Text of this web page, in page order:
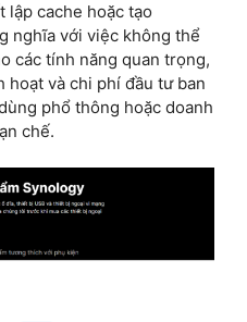
lập cache hoặc tạo
nghĩa với việc không thể
các tính năng quan trọng,
và chi phí đầu tư ban
phổ thông hoặc doanh
chế.